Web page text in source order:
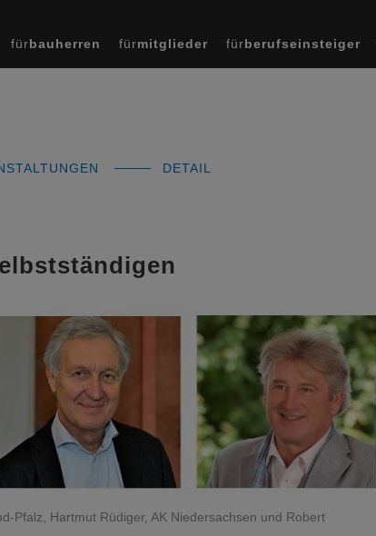
fürbauherren fürmitglieder fürberufseinsteiger
DETAIL
Pfalz, Hartmut Rüdiger, AK Niedersachsen und Robert